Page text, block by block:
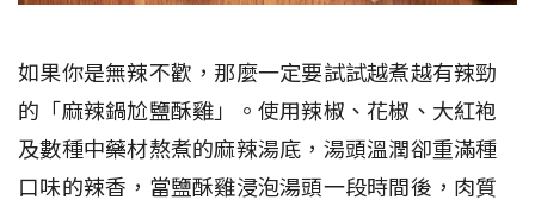
如果你是無辣不歡，那麼一定要試試越煮越有辣勁
的「麻辣鍋尬鹽酥雞」。使用辣椒、花椒、大紅袍
及數種中藥材熬煮的麻辣湯底，湯頭溫潤卻重滿種
口味的辣香，當鹽酥雞浸泡湯頭一段時間後，肉質